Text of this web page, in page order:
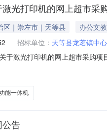
光打印机的网上超市采
区｜崇左市｜天等县
办公文教
招标单位： 天等县龙茗镇中
于激光打印机的网上超市采购
购计划信息：序号采购计划文
能一体机
公告